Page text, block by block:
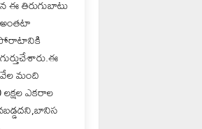
ఈ తిరుగుబాటు
మంది
ఎకరాల